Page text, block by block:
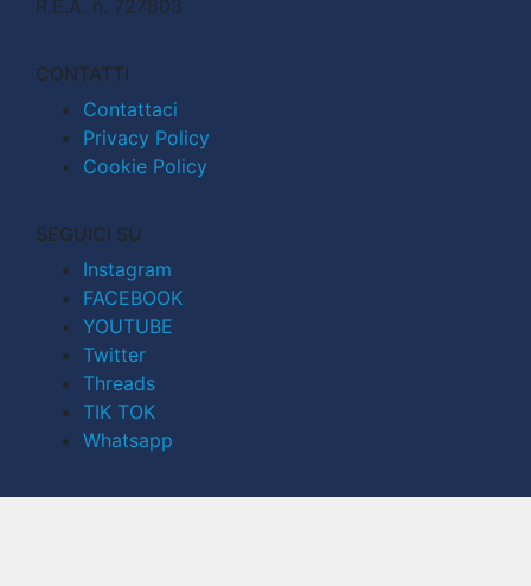
R.E.A. n. 727803
CONTATTI
Contattaci
Privacy Policy
Cookie Policy
SEGUICI SU
Instagram
FACEBOOK
YOUTUBE
Twitter
Threads
TIK TOK
Whatsapp